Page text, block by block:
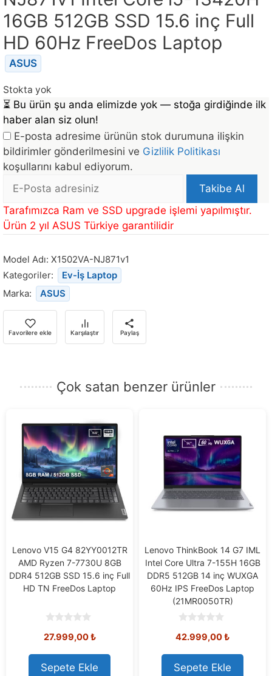
16GB 512GB SSD 15.6 inç Full
HD 60Hz FreeDos Laptop
ASUS
Stokta yok
⏳ Bu ürün şu anda elimizde yok — stoğa girdiğinde ilk
haber alan siz olun!
E-posta adresime ürünün stok durumuna ilişkin
bildirimler gönderilmesini ve Gizlilik Politikası
koşullarını kabul ediyorum.
posta
Adresi
Takibe Al
Bu
ürün
döndüğünde
bildirim
için
posta
adresinizi
Tarafımızca Ram ve SSD upgrade işlemi yapılmıştır.
Ürün 2 yıl ASUS Türkiye garantilidir
Model Adı: X1502VA-NJ871v1
Kategoriler:
Ev-İş Laptop
Marka:
ASUS
Favorilere ekle Karşılaştır Paylaş
Çok satan benzer ürünler
Lenovo V15 G4 82YY0012TR
AMD Ryzen 7-7730U 8GB
DDR4 512GB SSD 15.6 inç Full
HD TN FreeDos Laptop
o
t
o
f
27.999,00₺
Sepete Ekle
Lenovo ThinkBook 14 G7 IML
Intel Core Ultra 7-155H 16GB
DDR5 512GB 14 inç WUXGA
60Hz IPS FreeDos Laptop
(21MR0050TR)
o
t
o
f
42.999,00₺
Sepete Ekle